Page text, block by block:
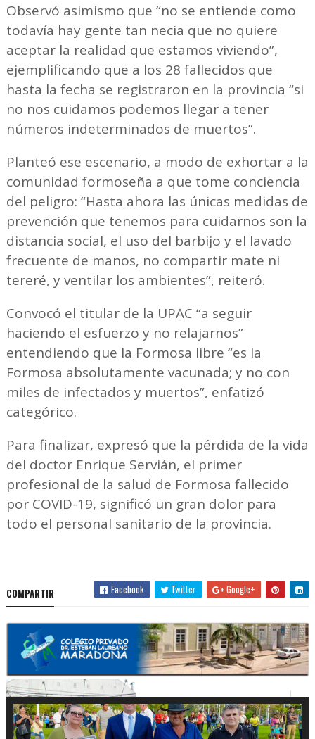
Observó asimismo que “no se entiende como
todavía hay gente tan necia que no quiere
aceptar la realidad que estamos viviendo”,
ejemplificando que a los 28 fallecidos que
hasta la fecha se registraron en la provincia “si
no nos cuidamos podemos llegar a tener
números indeterminados de muertos”.
Planteó ese escenario, a modo de exhortar a la
comunidad formoseña a que tome conciencia
del peligro: “Hasta ahora las únicas medidas de
prevención que tenemos para cuidarnos son la
distancia social, el uso del barbijo y el lavado
frecuente de manos, no compartir mate ni
tereré, y ventilar los ambientes”, reiteró.
Convocó el titular de la UPAC “a seguir
haciendo el esfuerzo y no relajarnos”
entendiendo que la Formosa libre “es la
Formosa absolutamente vacunada; y no con
miles de infectados y muertos”, enfatizó
categórico.
Para finalizar, expresó que la pérdida de la vida
del doctor Enrique Servián, el primer
profesional de la salud de Formosa fallecido
por COVID-19, significó un gran dolor para
todo el personal sanitario de la provincia.
COMPARTIR Facebook Twitter Google+